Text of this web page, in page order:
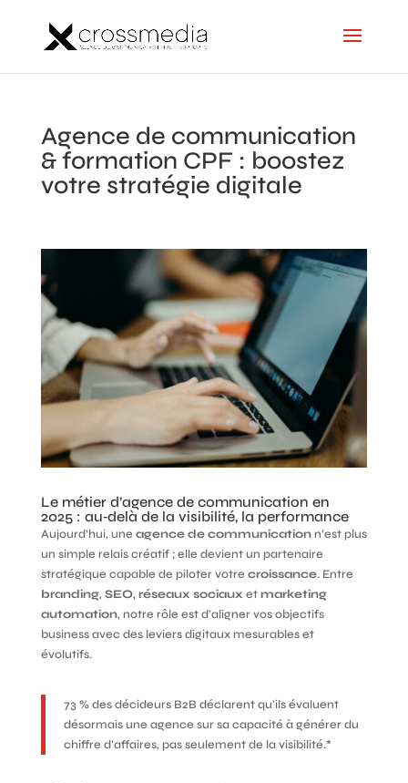
Agence de communication
& formation CPF : boostez
votre stratégie digitale
Le métier d’agence de communication en
2025 : au‑delà de la visibilité, la performance
Aujourd’hui, une agence de communicationn’est plus
un simple relais créatif ; elle devient un partenaire
stratégique capable de piloter votre croissance. Entre
branding, SEO, réseaux sociaux etmarketing
automation, notre rôle est d’aligner vos objectifs
business avec des leviers digitaux mesurables et
évolutifs.
73 % des décideurs B2B déclarent qu’ils évaluent
désormais une agence sur sa capacité à générer du
chiffre d’affaires, pas seulement de la visibilité.*